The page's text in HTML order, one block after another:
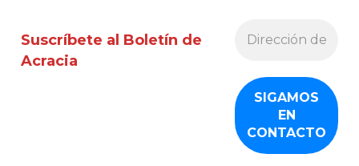
Suscríbete al Boletín de
Acracia